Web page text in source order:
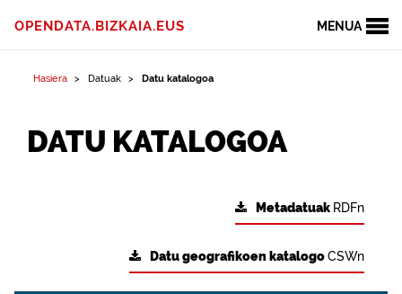
MENUA
OPENDATA.BIZKAIA.EUS
Hasiera Datuak Datu katalogoa
DATU KATALOGOA
Metadatuak RDFn
Datu geografikoen katalogoCSWn